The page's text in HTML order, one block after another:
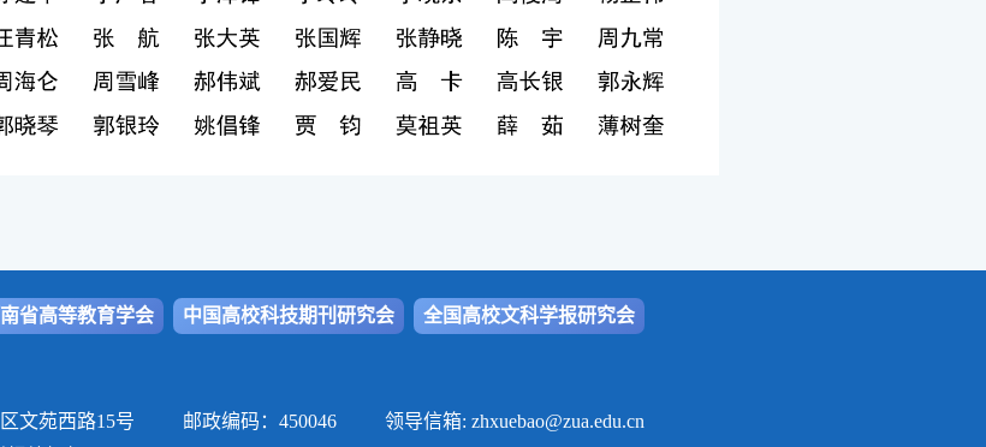
省高等教育学会 中国高校科技期刊研究会 全国高校文科学报研究会
区文苑西路15号 邮政编码：450046 领导信箱: zhxuebao@zua.edu.cn